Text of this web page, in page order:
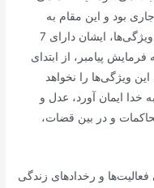
بود و این مقام به
امیرالمؤمنین نیز انتقال یافت. در کنار این ویژگی‌ها، ایشان دارای 7
پیامبر، از ابتدای
ویژگی‌ها را نخواهد
خدا ایمان آورد، عدل و
و در بین قضات،
و رخدادهای زندگی